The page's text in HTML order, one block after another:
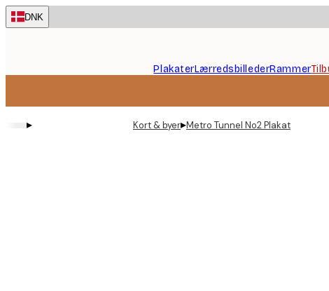
Skip
to
DNK
PlakaterLærredsbillederRammer
▸ Kort & byer▸Metro Tunnel No2 Plakat